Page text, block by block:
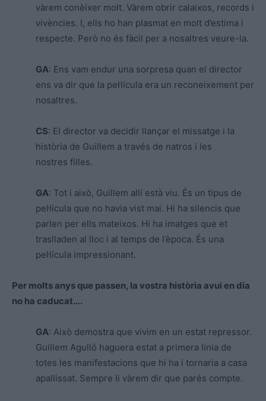
vàrem conèixer molt. Vàrem obrir calaixos, records i
vivències. I, ells ho han plasmat en molt d’estima i
respecte. Però no és fàcil per a nosaltres veure-la.
GA: Ens vam endur una sorpresa quan el director
ens va dir que la pel·lícula era un reconeixement per
nosaltres.
CS: El director va decidir llançar el missatge i la
història de Guillem a través de natros i les
nostres filles.
GA: Tot i això, Guillem allí està viu. És un tipus de
pel·lícula que no havia vist mai. Hi ha silencis que
parlen per ells mateixos. Hi ha imatges que et
traslladen al lloc i al temps de l’època. És una
pel·lícula impressionant.
Per molts anys que passen, la vostra història avui en dia
no ha caducat….
GA: Això demostra que vivim en un estat repressor.
Guillem Agulló haguera estat a primera línia de
totes les manifestacions que hi ha i tornaria a casa
apallissat. Sempre li vàrem dir que parés compte.